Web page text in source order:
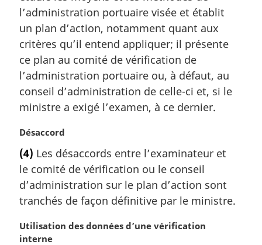
l
e
:
m
a
g
i
n
a
e
:
l’administration portuaire visée et établit
un plan d’action, notamment quant aux
critères qu’il entend appliquer; il présente
ce plan au comité de vérification de
l’administration portuaire ou, à défaut, au
conseil d’administration de celle-ci et, si le
ministre a exigé l’examen, à ce dernier.
N
t
e
m
a
g
i
Désaccord
(4) Les désaccords entre l’examinateur et
le comité de vérification ou le conseil
d’administration sur le plan d’action sont
tranchés de façon définitive par le ministre.
N
o
Utilisation des données d’une vérification
interne